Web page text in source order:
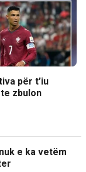
për t’iu
zbulon
e ka vetëm